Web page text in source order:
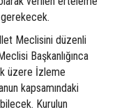
gerekecek.
Meclisini düzenli
Başkanlığınca
üzere İzleme
kapsamındaki
Kurulun